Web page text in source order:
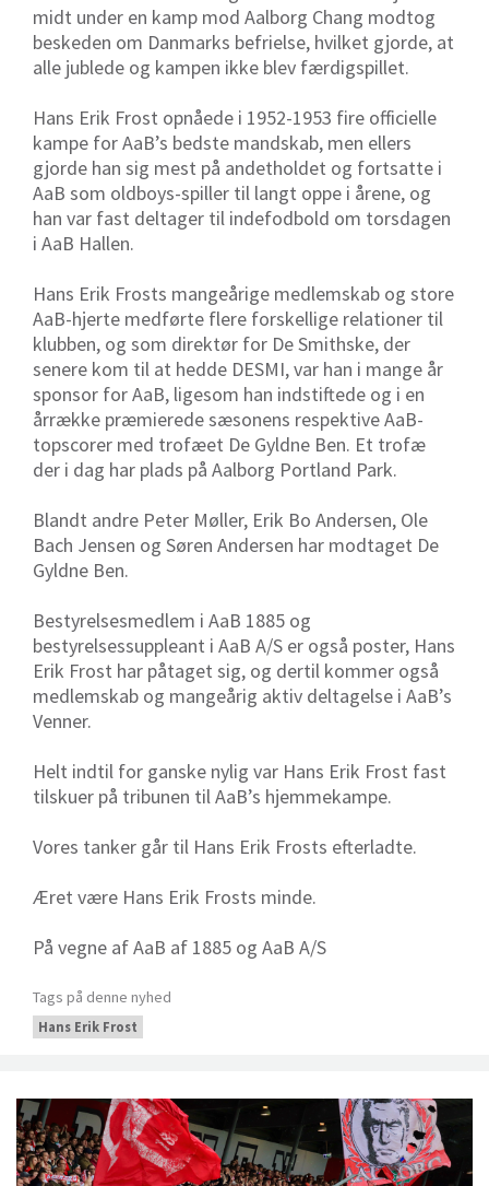
midt under en kamp mod Aalborg Chang modtog
beskeden om Danmarks befrielse, hvilket gjorde, at
alle jublede og kampen ikke blev færdigspillet.
Hans Erik Frost opnåede i 1952-1953 fire officielle
kampe for AaB’s bedste mandskab, men ellers
gjorde han sig mest på andetholdet og fortsatte i
AaB som oldboys-spiller til langt oppe i årene, og
han var fast deltager til indefodbold om torsdagen
i AaB Hallen.
Hans Erik Frosts mangeårige medlemskab og store
AaB-hjerte medførte flere forskellige relationer til
klubben, og som direktør for De Smithske, der
senere kom til at hedde DESMI, var han i mange år
sponsor for AaB, ligesom han indstiftede og i en
årrække præmierede sæsonens respektive AaB-
topscorer med trofæet De Gyldne Ben. Et trofæ
der i dag har plads på Aalborg Portland Park.
Blandt andre Peter Møller, Erik Bo Andersen, Ole
Bach Jensen og Søren Andersen har modtaget De
Gyldne Ben.
Bestyrelsesmedlem i AaB 1885 og
bestyrelsessuppleant i AaB A/S er også poster, Hans
Erik Frost har påtaget sig, og dertil kommer også
medlemskab og mangeårig aktiv deltagelse i AaB’s
Venner.
Helt indtil for ganske nylig var Hans Erik Frost fast
tilskuer på tribunen til AaB’s hjemmekampe.
Vores tanker går til Hans Erik Frosts efterladte.
Æret være Hans Erik Frosts minde.
På vegne af AaB af 1885 og AaB A/S
Tags på denne nyhed
Hans Erik Frost